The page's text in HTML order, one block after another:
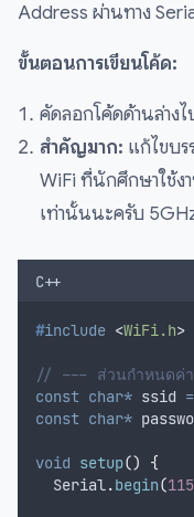
Address ผ่านทาง
ขั้นตอนการเขียนโค้ด:
คัดลอกโค้ดด้านล่าง
สำคัญมาก: แก้ไขบร
WiFi ที่นักศึกษาใช้ง
เท่านั้นนะครับ
C++
#include <WiFi.h>
// --- ส่วนกำหนดค่
const char* ssid =
const char*
void setup()
{
Serial .begin(